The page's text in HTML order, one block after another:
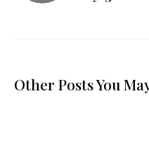
Other Posts You